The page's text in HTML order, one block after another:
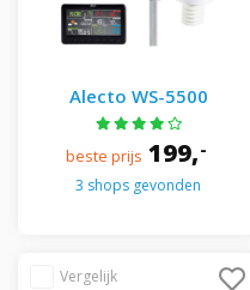
Alecto WS-5500
beste prijs 199,-
3 shops gevonden